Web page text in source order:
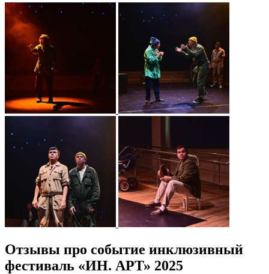
Отзывы про событие инклюзивный
фестиваль «ИН. АРТ» 2025